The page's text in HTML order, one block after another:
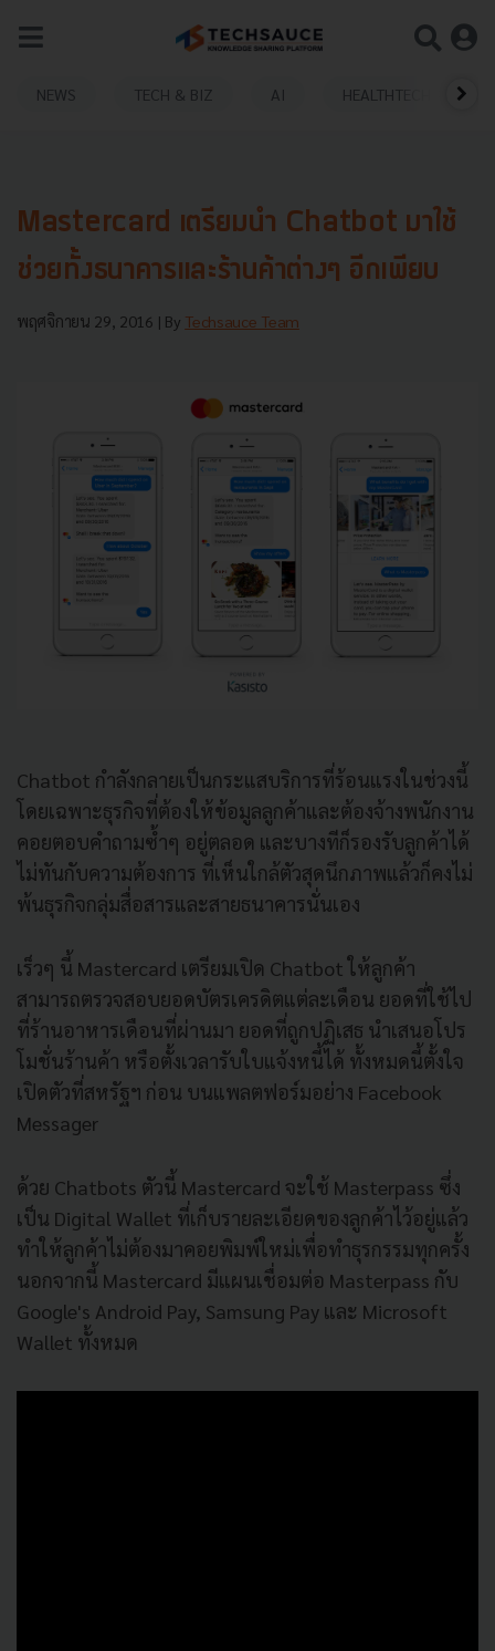
NEWS TECH & BIZ AI HEALTHTECH
Mastercard เตรียมนำ Chatbot มาใช้
ช่วยทั้งธนาคารและร้านค้าต่างๆ อีกเพียบ
พฤศจิกายน 29, 2016 | By Techsauce Team
Chatbot กำลังกลายเป็นกระแสบริการที่ร้อนแรงในช่วงนี้
โดยเฉพาะธุรกิจที่ต้องให้ข้อมูลลูกค้าและต้องจ้างพนักงาน
คอยตอบคำถามซ้ำๆ อยู่ตลอด และบางทีก็รองรับลูกค้าได้
ไม่ทันกับความต้องการ ที่เห็นใกล้ตัวสุดนึกภาพแล้วก็คงไม่
พ้นธุรกิจกลุ่มสื่อสารและสายธนาคารนั่นเอง
เร็วๆ นี้ Mastercard เตรียมเปิด Chatbot ให้ลูกค้า
สามารถตรวจสอบยอดบัตรเครดิตแต่ละเดือน ยอดที่ใช้ไป
ที่ร้านอาหารเดือนที่ผ่านมา ยอดที่ถูกปฏิเสธ นำเสนอโปร
โมชั่นร้านค้า หรือตั้งเวลารับใบแจ้งหนี้ได้ ทั้งหมดนี้ตั้งใจ
เปิดตัวที่สหรัฐฯ ก่อน บนแพลตฟอร์มอย่าง Facebook
Messager
ด้วย Chatbots ตัวนี้ Mastercard จะใช้ Masterpass ซึ่ง
เป็น Digital Wallet ที่เก็บรายละเอียดของลูกค้าไว้อยู่แล้ว
ทำให้ลูกค้าไม่ต้องมาคอยพิมพ์ใหม่เพื่อทำธุรกรรมทุกครั้ง
นอกจากนี้ Mastercard มีแผนเชื่อมต่อ Masterpass กับ
Google's Android Pay, Samsung Pay และ Microsoft
Wallet ทั้งหมด